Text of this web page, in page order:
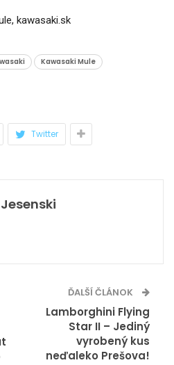
kawasaki.sk
Kawasaki Mule
Twitter
ĎALŠÍ ČLÁNOK
Lamborghini Flying
Star II – Jediný
vyrobený kus
neďaleko Prešova!